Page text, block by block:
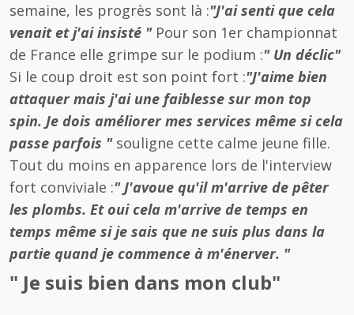
semaine, les progrès sont là :"J'ai senti que cela
venait et j'ai insisté " Pour son 1er championnat
de France elle grimpe sur le podium :" Un déclic"
Si le coup droit est son point fort :"J'aime bien
attaquer mais j'ai une faiblesse sur mon top
spin. Je dois améliorer mes services même si cela
passe parfois " souligne cette calme jeune fille.
Tout du moins en apparence lors de l'interview
fort conviviale :" J'avoue qu'il m'arrive de pêter
les plombs. Et oui cela m'arrive de temps en
temps même si je sais que ne suis plus dans la
partie quand je commence à m'énerver. "
" Je suis bien dans mon club"